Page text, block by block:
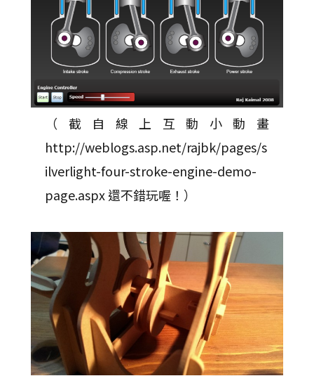
（截自線上互動小動畫
http://weblogs.asp.net/rajbk/pages/s
ilverlight-four-stroke-engine-demo-
page.aspx 還不錯玩喔！）